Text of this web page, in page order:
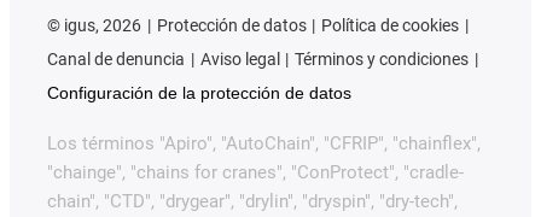
© igus, 2026 Protección de datos
Política de cookies
Canal de denuncia
Aviso legal
Términos y condiciones
Configuración de la protección de datos
Los términos "Apiro", "AutoChain", "CFRIP", "chainflex",
"chainge", "chains for cranes", "ConProtect", "cradle-
chain", "CTD", "drygear", "drylin", "dryspin", "dry-tech",